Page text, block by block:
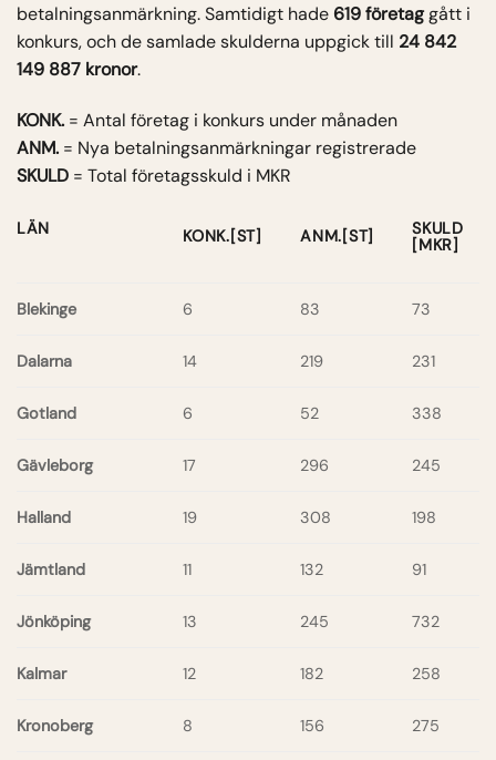
betalningsanmärkning. Samtidigt hade 619 företaggått i
konkurs, och de samlade skulderna uppgick till 24 842
149 887 kronor.
KONK. = Antal företag i konkurs under månaden
ANM. = Nya betalningsanmärkningar registrerade
SKULD = Total företagsskuld i MKR
LÄN KONK.[ST] ANM.[ST]
SKULD
[MKR]
Blekinge 6 83 73
Dalarna 14 219 231
Gotland 6 52 338
Gävleborg 17 296 245
Halland 19 308 198
Jämtland 11 132 91
Jönköping 13 245 732
Kalmar 12 182 258
Kronoberg 8 156 275